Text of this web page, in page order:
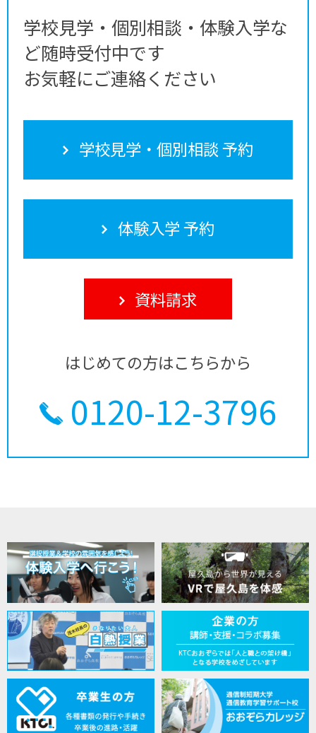
学校見学・個別相談・体験入学な
ど随時受付中です
お気軽にご連絡ください
学校見学・個別相談 予約
体験入学 予約
資料請求
はじめての方はこちらから
0120-12-3796